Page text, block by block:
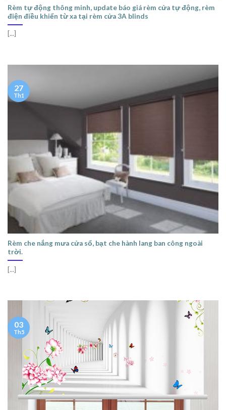
Rèm tự động thông minh, update báo giá rèm cửa tự động, rèm
điện điều khiển từ xa tại rèm cửa 3A blinds
[...]
Rèm che nắng mưa cửa sổ, bạt che hành lang ban công ngoài
trời.
[...]
27
Th1
03
Th5